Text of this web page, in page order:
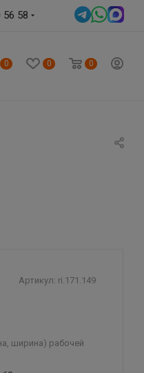
56 58
0 0 0
Артикул: ri.171.149
ширина) рабочей